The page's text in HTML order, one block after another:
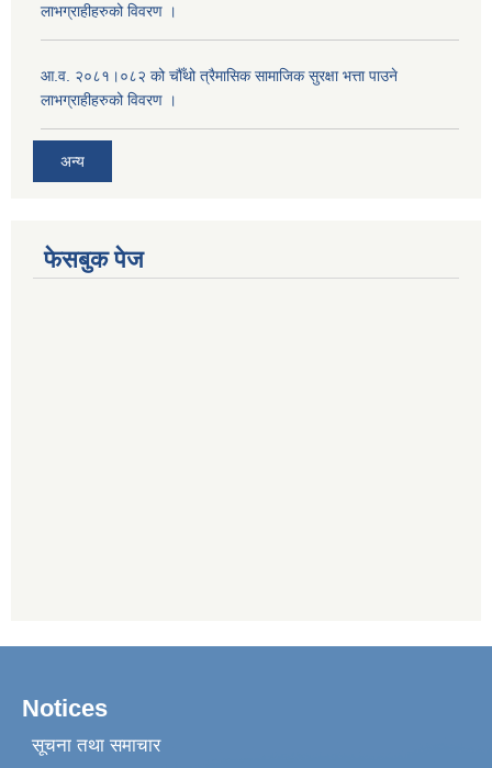
लाभग्राहीहरुको विवरण ।
आ.व. २०८१।०८२ को चौँथो त्रैमासिक सामाजिक सुरक्षा भत्ता पाउने
लाभग्राहीहरुको विवरण ।
अन्य
फेसबुक पेज
Notices
सूचना तथा समाचार